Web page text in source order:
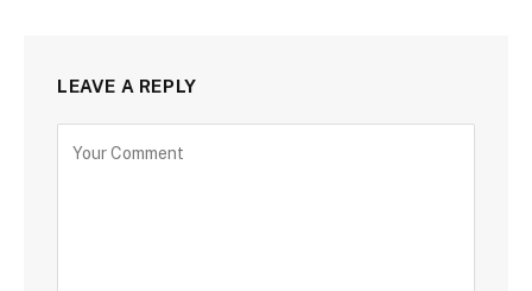
LEAVE A REPLY